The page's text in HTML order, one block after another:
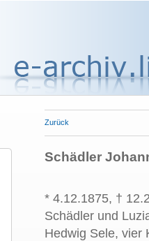
Zurück
Schädler
* 4.12.1875, †
Schädler und
Hedwig Sele, vier